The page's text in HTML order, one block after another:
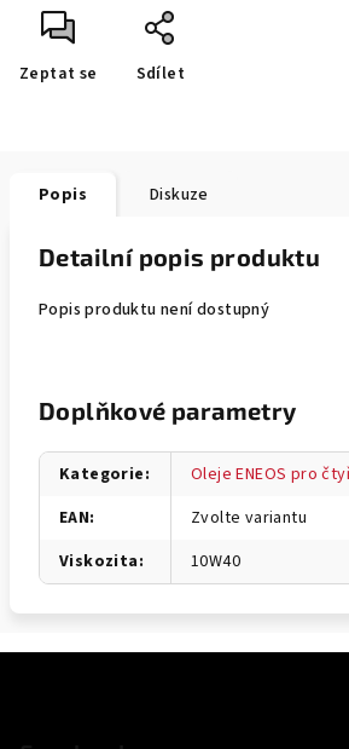
Zeptat se Sdílet
Popis Diskuze
Detailní popis produktu
Popis produktu není dostupný
Doplňkové parametry
Kategorie:
Oleje ENEOS pro
EAN:
Zvolte variantu
Viskozita: 10W40